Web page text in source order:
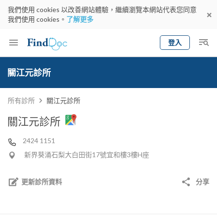
我們使用 cookies 以改善網站體驗，繼續瀏覽本網站代表您同意
我們使用 cookies。 了解更多
登入
Keyword
關江元診所
所有診所 關江元診所
關江元診所
2424 1151
新界葵涌石梨大白田街17號宜和樓3樓H座
更新診所資料 分享